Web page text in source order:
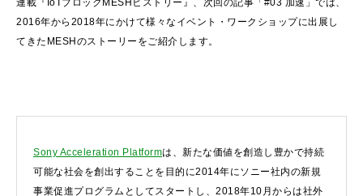
連載『IoTブロックMESHヒストリー』、次回の記事「#03 加速」では、
2016年から2018年にかけて様々なイベント・ワークショップに出展し
てきたMESHのストーリーをご紹介します。
Sony Acceleration Platformは、新たな価値を創造し豊かで持続
可能な社会を創出することを目的に2014年にソニー社内の新規
事業促進プログラムとしてスタートし、2018年10月からは社外